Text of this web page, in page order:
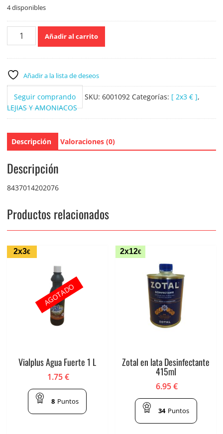
4 disponibles
Lavandera
2
Litros
cantidad
Añadir al carrito
Añadir a la lista de deseos
Seguir comprando SKU: 6001092 Categorías: [ 2x3 € ],
LEJIAS Y AMONIACOS
Descripción Valoraciones (0)
Descripción
8437014202076
Productos relacionados
2x3€
Vialplus Agua Fuerte 1 L
1.75€
8 Puntos
AGOTADO
2x12€
Zotal en lata Desinfectante
415ml
6.95€
34 Puntos